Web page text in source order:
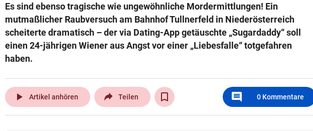
Es sind ebenso tragische wie ungewöhnliche Mordermittlungen! Ein
mutmaßlicher Raubversuch am Bahnhof Tullnerfeld in Niederösterreich
scheiterte dramatisch – der via Dating-App getäuschte „Sugardaddy“ soll
einen 24-jährigen Wiener aus Angst vor einer „Liebesfalle“ totgefahren
haben.
play_arrow Artikel anhören Teilen comment 0 Kommentare